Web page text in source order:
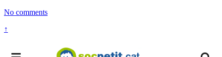
No comments
↑